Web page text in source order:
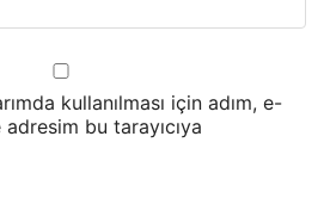
kullanılması için adım, e-
bu tarayıcıya